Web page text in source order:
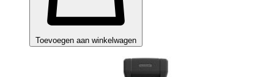
Toevoegen aan winkelwagen